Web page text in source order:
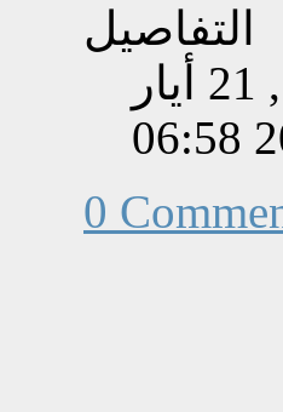
التفاصيل
تم إنشاءه بتاريخ الخميس, 21 أيار
0